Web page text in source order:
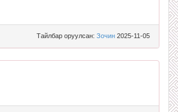
Тайлбар оруулсан: Зочин 2025-11-05